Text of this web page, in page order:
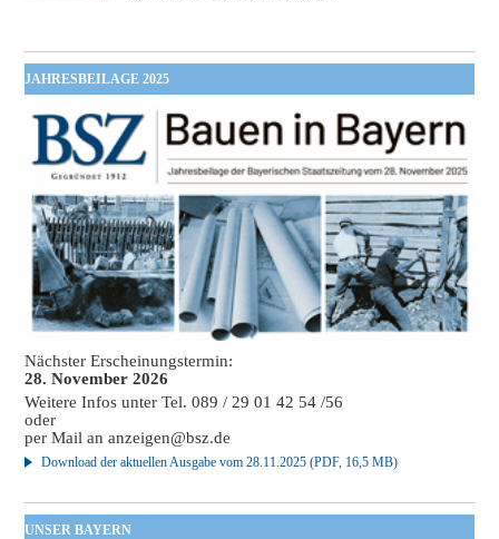
JAHRESBEILAGE 2025
Nächster Erscheinungstermin:
28. November 2026
Weitere Infos unter Tel. 089 / 29 01 42 54 /56
oder
per Mail ananzeigen@bsz.de
Download der aktuellen Ausgabe vom 28.11.2025 (PDF, 16,5 MB)
UNSER BAYERN